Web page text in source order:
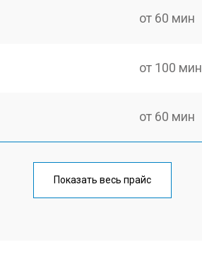
от 60 мин
от 100 мин
от 60 мин
от 90 мин
Показать весь прайс